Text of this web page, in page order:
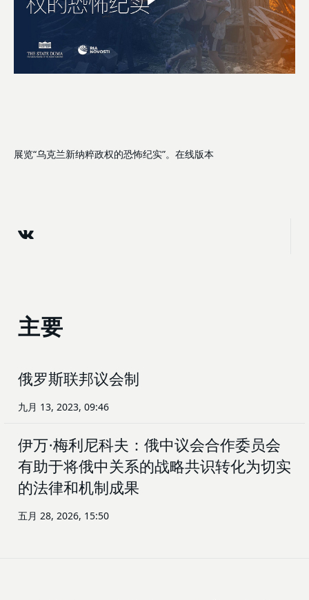
展览“乌克兰新纳粹政权的恐怖纪实”。在线版本
主要
俄罗斯联邦议会制
九月 13, 2023, 09:46
伊万·梅利尼科夫：俄中议会合作委员会
有助于将俄中关系的战略共识转化为切实
的法律和机制成果
五月 28, 2026, 15:50